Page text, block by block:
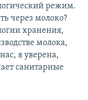
режим.
через молоко?
хранения,
молока,
я уверена,
санитарные